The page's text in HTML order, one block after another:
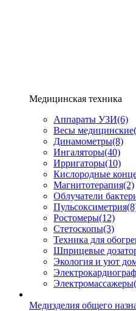
Медицинская техника
Аппараты УЗИ(6)
Весы медицинские
Динамометры(8)
Ингаляторы(40)
Ирригаторы(10)
Кислородные
Магнитотерапия(2)
Облучатели
Пульсоксиметрия
Ростомеры(12)
Стетоскопы(3)
Техника для
Шприцевые
Экология и уют
Электромассажеры
Медизделия общего